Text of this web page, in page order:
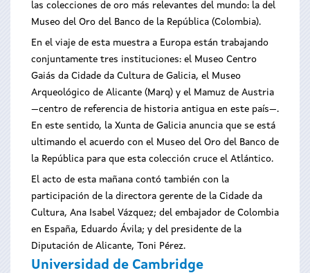
las colecciones de oro más relevantes del mundo: la del
Museo del Oro del Banco de la República (Colombia).
En el viaje de esta muestra a Europa están trabajando
conjuntamente tres instituciones: el Museo Centro
Gaiás da Cidade da Cultura de Galicia, el Museo
Arqueológico de Alicante (Marq) y el Mamuz de Austria
—centro de referencia de historia antigua en este país—.
En este sentido, la Xunta de Galicia anuncia que se está
ultimando el acuerdo con el Museo del Oro del Banco de
la República para que esta colección cruce el Atlántico.
El acto de esta mañana contó también con la
participación de la directora gerente de la Cidade da
Cultura, Ana Isabel Vázquez; del embajador de Colombia
en España, Eduardo Ávila; y del presidente de la
Diputación de Alicante, Toni Pérez.
Universidad de Cambridge